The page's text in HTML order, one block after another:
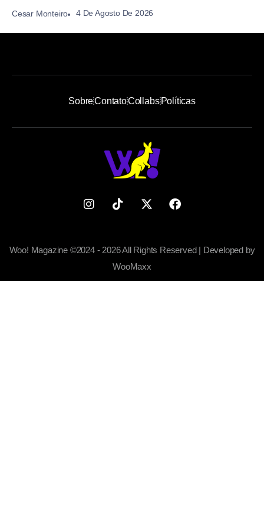
Cesar Monteiro 4 De Agosto De 2026
SobreContatoCollabsPolíticas
Woo! Magazine ©2024 - 2026 All Rights Reserved | Developed by
WooMaxx